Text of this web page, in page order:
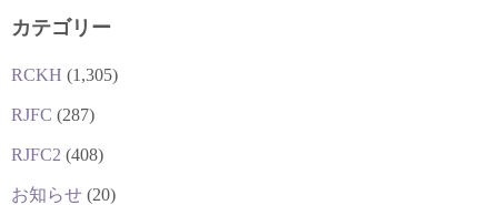
カテゴリー
RCKH (1,305)
RJFC (287)
RJFC2 (408)
お知らせ (20)